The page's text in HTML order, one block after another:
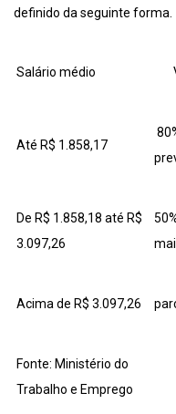
definido da seguinte
Salário médio
Até R$ 1.858,17
De R$ 1.858,18 até R$
3.097,26
Acima de R$ 3.097,26
Fonte: Ministério do
Trabalho e Emprego